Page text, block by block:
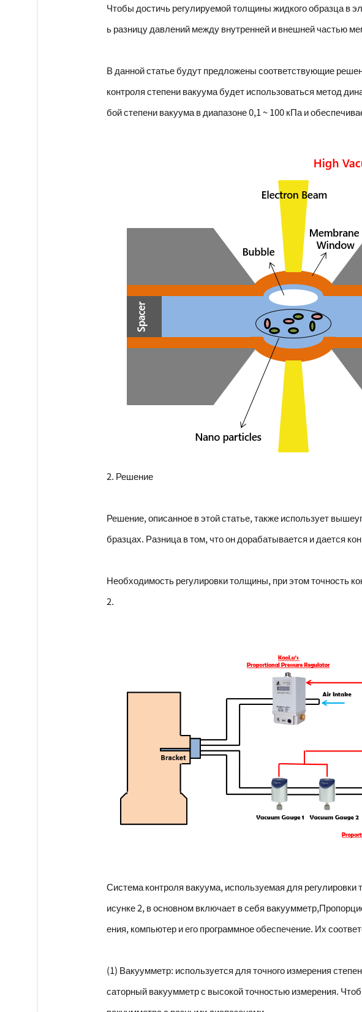
Чтобы достичь регулируемой толщины жидкого образца в
ь разницу давлений между внутренней и внешней частью
В данной статье будут предложены соответствующие
контроля степени вакуума будет использоваться метод
бой степени вакуума в диапазоне 0,1 ~ 100 кПа и
2. Решение
Решение, описанное в этой статье, также использует
бразцах. Разница в том, что он дорабатывается и дается
Необходимость регулировки толщины, при этом точность
2.
Система контроля вакуума, используемая для
исунке 2, в основном включает в себя вакуумметр,
ения, компьютер и его программное обеспечение. Их
(1) Вакуумметр: используется для точного измерения
саторный вакуумметр с высокой точностью измерения.